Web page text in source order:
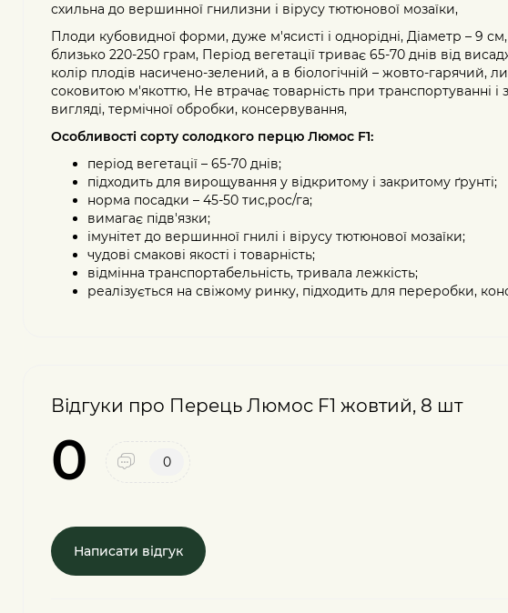
схильна до вершинної гнилизни і вірусу тютюнової мозаїки,
Плоди кубовидної форми, дуже м'ясисті і однорідні, Діаметр – 9
близько 220-250 грам, Період вегетації триває 65-70 днів від
колір плодів насичено-зелений, а в біологічній – жовто-
соковитою м'якоттю, Не втрачає товарність при транспортуванні
вигляді, термічної обробки, консервування,
Особливості сорту солодкого перцю Люмос F1:
період вегетації – 65-70 днів;
підходить для вирощування у відкритому і закритому ґрунті;
норма посадки – 45-50 тис,рос/га;
вимагає підв'язки;
імунітет до вершинної гнилі і вірусу тютюнової мозаїки;
чудові смакові якості і товарність;
відмінна транспортабельність, тривала лежкість;
реалізується на свіжому ринку, підходить для переробки,
Відгуки про Перець Люмос F1 жовтий, 8 шт
0 0
Написати відгук